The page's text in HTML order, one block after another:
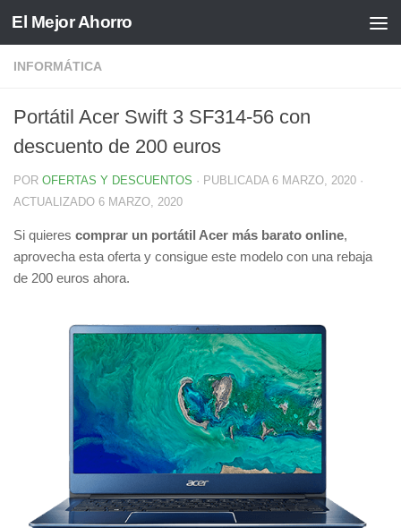
Saltar al contenido
El Mejor Ahorro
INFORMÁTICA
Portátil Acer Swift 3 SF314-56 con
descuento de 200 euros
POR OFERTAS Y DESCUENTOS · PUBLICADA 6 MARZO, 2020 ·
ACTUALIZADO 6 MARZO, 2020
Si quieres comprar un portátil Acer más barato online,
aprovecha esta oferta y consigue este modelo con una rebaja
de 200 euros ahora.